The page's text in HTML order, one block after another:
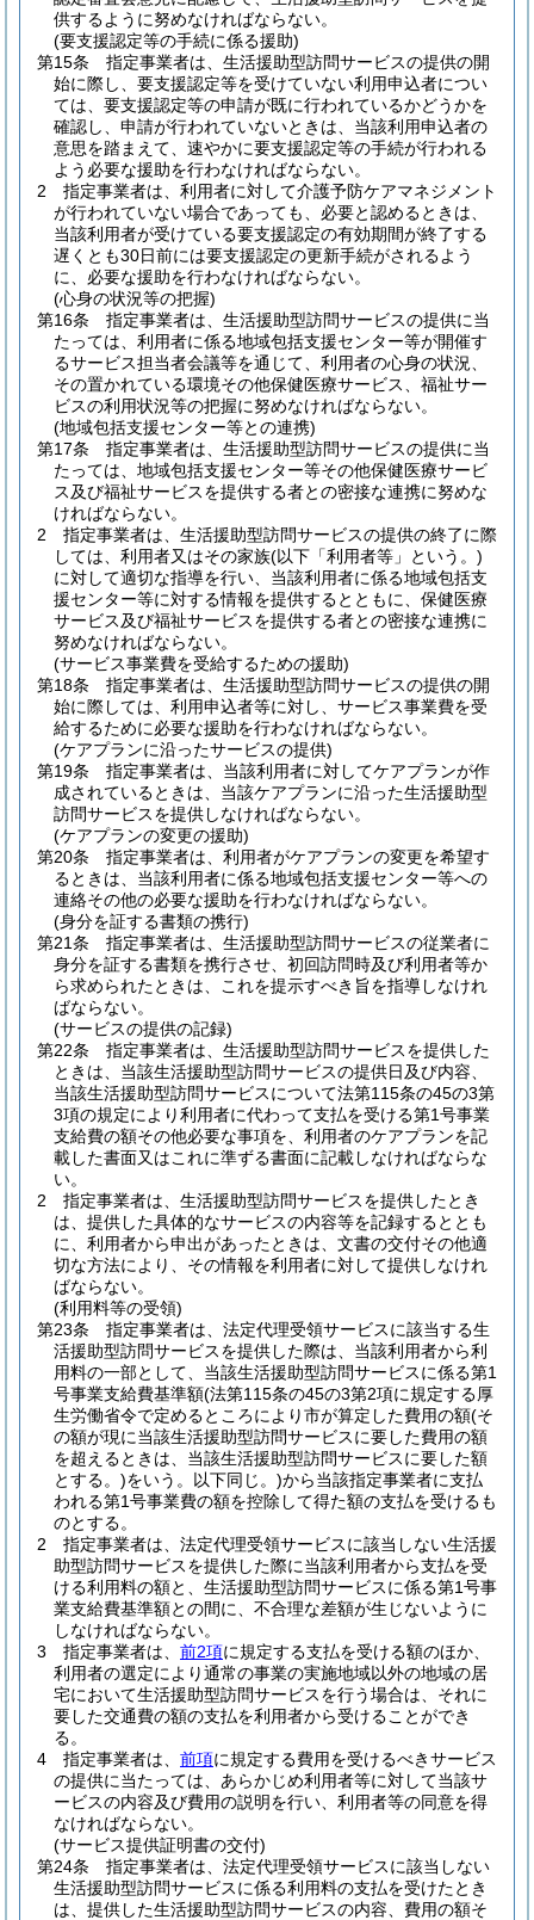
供するように努めなければならない。
(要支援認定等の手続に係る援助)
第15条
指定事業者は、生活援助型訪問サービスの提供の開
始に際し、要支援認定等を受けていない利用申込者につい
ては、要支援認定等の申請が既に行われているかどうかを
確認し、申請が行われていないときは、当該利用申込者の
意思を踏まえて、速やかに要支援認定等の手続が行われる
よう必要な援助を行わなければならない。
2
指定事業者は、利用者に対して介護予防ケアマネジメント
が行われていない場合であっても、必要と認めるときは、
当該利用者が受けている要支援認定の有効期間が終了する
遅くとも30日前には要支援認定の更新手続がされるよう
に、必要な援助を行わなければならない。
(心身の状況等の把握)
第16条
指定事業者は、生活援助型訪問サービスの提供に当
たっては、利用者に係る地域包括支援センター等が開催す
るサービス担当者会議等を通じて、利用者の心身の状況、
その置かれている環境その他保健医療サービス、福祉サー
ビスの利用状況等の把握に努めなければならない。
(地域包括支援センター等との連携)
第17条
指定事業者は、生活援助型訪問サービスの提供に当
たっては、地域包括支援センター等その他保健医療サービ
ス及び福祉サービスを提供する者との密接な連携に努めな
ければならない。
2
指定事業者は、生活援助型訪問サービスの提供の終了に際
しては、利用者又はその家族(以下「利用者等」という。)
に対して適切な指導を行い、当該利用者に係る地域包括支
援センター等に対する情報を提供するとともに、保健医療
サービス及び福祉サービスを提供する者との密接な連携に
努めなければならない。
(サービス事業費を受給するための援助)
第18条
指定事業者は、生活援助型訪問サービスの提供の開
始に際しては、利用申込者等に対し、サービス事業費を受
給するために必要な援助を行わなければならない。
(ケアプランに沿ったサービスの提供)
第19条
指定事業者は、当該利用者に対してケアプランが作
成されているときは、当該ケアプランに沿った生活援助型
訪問サービスを提供しなければならない。
(ケアプランの変更の援助)
第20条
指定事業者は、利用者がケアプランの変更を希望す
るときは、当該利用者に係る地域包括支援センター等への
連絡その他の必要な援助を行わなければならない。
(身分を証する書類の携行)
第21条
指定事業者は、生活援助型訪問サービスの従業者に
身分を証する書類を携行させ、初回訪問時及び利用者等か
ら求められたときは、これを提示すべき旨を指導しなけれ
ばならない。
(サービスの提供の記録)
第22条
指定事業者は、生活援助型訪問サービスを提供した
ときは、当該生活援助型訪問サービスの提供日及び内容、
当該生活援助型訪問サービスについて法第115条の45の3第
3項の規定により利用者に代わって支払を受ける第1号事業
支給費の額その他必要な事項を、利用者のケアプランを記
載した書面又はこれに準ずる書面に記載しなければならな
い。
2
指定事業者は、生活援助型訪問サービスを提供したとき
は、提供した具体的なサービスの内容等を記録するととも
に、利用者から申出があったときは、文書の交付その他適
切な方法により、その情報を利用者に対して提供しなけれ
ばならない。
(利用料等の受領)
第23条
指定事業者は、法定代理受領サービスに該当する生
活援助型訪問サービスを提供した際は、当該利用者から利
用料の一部として、当該生活援助型訪問サービスに係る第1
号事業支給費基準額(法第115条の45の3第2項に規定する厚
生労働省令で定めるところにより市が算定した費用の額(そ
の額が現に当該生活援助型訪問サービスに要した費用の額
を超えるときは、当該生活援助型訪問サービスに要した額
とする。)をいう。以下同じ。)から当該指定事業者に支払
われる第1号事業費の額を控除して得た額の支払を受けるも
のとする。
2
指定事業者は、法定代理受領サービスに該当しない生活援
助型訪問サービスを提供した際に当該利用者から支払を受
ける利用料の額と、生活援助型訪問サービスに係る第1号事
業支給費基準額との間に、不合理な差額が生じないように
しなければならない。
3
指定事業者は、 前2項に規定する支払を受ける額のほか、
利用者の選定により通常の事業の実施地域以外の地域の居
宅において生活援助型訪問サービスを行う場合は、それに
要した交通費の額の支払を利用者から受けることができ
る。
4
指定事業者は、 前項に規定する費用を受けるべきサービス
の提供に当たっては、あらかじめ利用者等に対して当該サ
ービスの内容及び費用の説明を行い、利用者等の同意を得
なければならない。
(サービス提供証明書の交付)
第24条
指定事業者は、法定代理受領サービスに該当しない
生活援助型訪問サービスに係る利用料の支払を受けたとき
は、提供した生活援助型訪問サービスの内容、費用の額そ